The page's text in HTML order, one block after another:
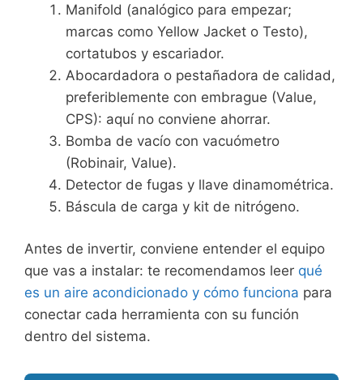
Manifold (analógico para empezar;
marcas como Yellow Jacket o Testo),
cortatubos y escariador.
Abocardadora o pestañadora de calidad,
preferiblemente con embrague (Value,
CPS): aquí no conviene ahorrar.
Bomba de vacío con vacuómetro
(Robinair, Value).
Detector de fugas y llave dinamométrica.
Báscula de carga y kit de nitrógeno.
Antes de invertir, conviene entender el equipo
que vas a instalar: te recomendamos leer qué
es un aire acondicionado y cómo funciona para
conectar cada herramienta con su función
dentro del sistema.